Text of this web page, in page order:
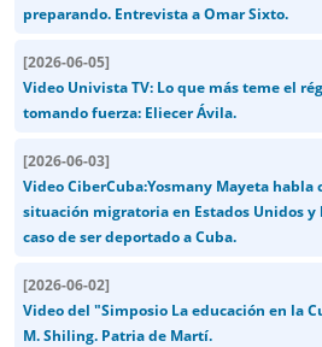
preparando. Entrevista a Omar Sixto.
[2026-06-05]
Video Univista TV: Lo que más teme el
tomando fuerza: Eliecer Ávila.
[2026-06-03]
Video CiberCuba:Yosmany Mayeta habla
situación migratoria en Estados Unidos y
caso de ser deportado a Cuba.
[2026-06-02]
Video del "Simposio La educación en la
M. Shiling. Patria de Martí.